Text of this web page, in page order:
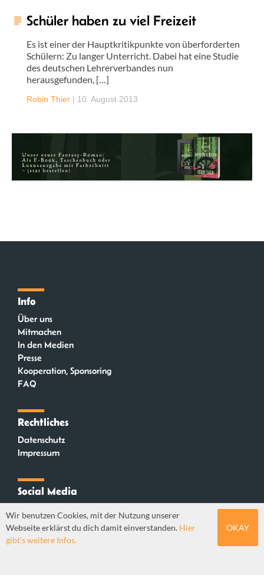
Schüler haben zu viel Freizeit
Es ist einer der Hauptkritikpunkte von überforderten
Schülern: Zu langer Unterricht. Dabei hat eine Studie
des deutschen Lehrerverbandes nun
herausgefunden, […]
Robin Thier | 10. August 2013
Info
Über uns
Mitmachen
In den Medien
Presse
Kooperation, Sponsoring
FAQ
Rechtliches
Datenschutz
Impressum
Social Media
Mastodon
Wir benutzen Cookies, mit der Nutzung unserer
Webseite erklärst du dich damit einverstanden. Hier
gibt's weitere Infos.
OKAY